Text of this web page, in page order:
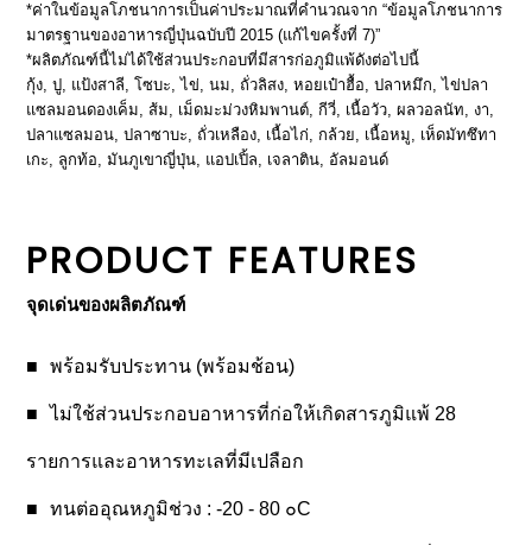
*ค่าในข้อมูลโภชนาการเป็นค่าประมาณที่คำนวณจาก “ข้อมูลโภชนาการ
มาตรฐานของอาหารญี่ปุ่นฉบับปี 2015 (แก้ไขครั้งที่ 7)”
*ผลิตภัณฑ์นี้ไม่ได้ใช้ส่วนประกอบที่มีสารก่อภูมิแพ้ดังต่อไปนี้
กุ้ง, ปู, แป้งสาลี, โซบะ, ไข่, นม, ถั่วลิสง, หอยเป๋าฮื้อ, ปลาหมึก, ไข่ปลา
แซลมอนดองเค็ม, ส้ม, เม็ดมะม่วงหิมพานต์, กีวี่, เนื้อวัว, ผลวอลนัท, งา,
ปลาแซลมอน, ปลาซาบะ, ถั่วเหลือง, เนื้อไก่, กล้วย, เนื้อหมู, เห็ดมัทซึทา
เกะ, ลูกท้อ, มันภูเขาญี่ปุ่น, แอปเปิ้ล, เจลาติน, อัลมอนด์
PRODUCT FEATURES
จุดเด่นของผลิตภัณฑ์
พร้อมรับประทาน (พร้อมช้อน)
ไม่ใช้ส่วนประกอบอาหารที่ก่อให้เกิดสารภูมิแพ้ 28
รายการและอาหารทะเลที่มีเปลือก
ทนต่ออุณหภูมิช่วง : -20 - 80 ๐C